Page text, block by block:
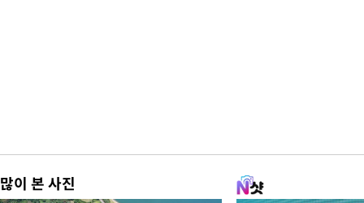
많이 본 사진